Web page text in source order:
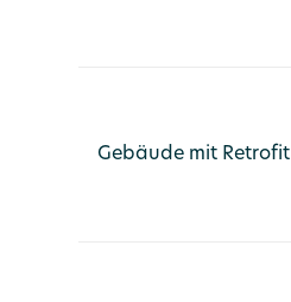
Gebäude mit Retrofit